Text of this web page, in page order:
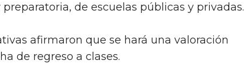
de escuelas públicas y privadas.
afirmaron que se hará una valoración
de regreso a clases.